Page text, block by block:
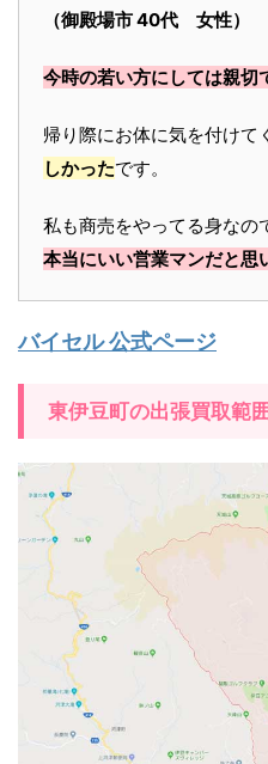
（御殿場市 40代 女性）
今時の若い方にしては親切
帰り際にお体に気を付けて
しかったです。
私も商売をやってる身なの
本当にいい営業マンだと思
バイセル 公式ページ
東伊豆町の出張買取範囲